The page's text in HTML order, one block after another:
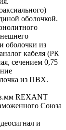
оболочкой.
оболочки из
кабеля (РК
сечением 0,75
из ПВХ.
REXANT
Союза
и